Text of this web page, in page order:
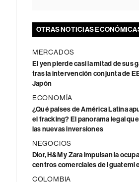
OTRAS NOTICIAS
MERCADOS
El yen pierde casi la mitad de sus
tras la intervención conjunta de
Japón
ECONOMÍA
¿Qué países de América Latina
el fracking? El panorama legal
las nuevas inversiones
NEGOCIOS
Dior, H&M y Zara impulsan la
centros comerciales de Iguatemi
COLOMBIA